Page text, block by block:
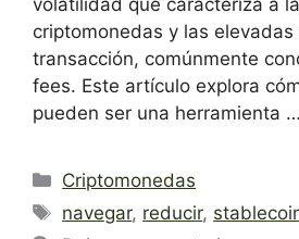
criptomonedas y las
transacción, comúnmente
fees. Este artículo explora
pueden ser una herramienta …
Categorías
Criptomonedas
Etiquetas
navegar, reducir,